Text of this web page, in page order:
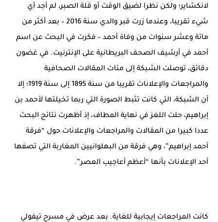
لانكشاير؛ ولكن نظرا لضيق الوقت أو قلة الصبر، لم أجد أي
شيء تقريبا، وعندما زرت قبر والدي سنة 2016 – بعد أكثر من
مائة وعشر سنوات من وفاة أحمد – فكرت في البحث عن اسم
أحمد في أرشيف الصحف البريطانية على الإنترنيت. في غضون
دقائق، توصلت الشبكة إلى مئات المقالات الصحافية
والمراجعات والإعلانات تقريبا من سنة 1895 إلى سنة 1919؛ إلا
أن الشبكة، التي كانت تثبط الصورة التي ربما تخيلتها لأحمد بن
إبراهيم، حلت اللغز في نهاية المطاف، إذ أظهرت نتائج البحث
عددا كبيرا من المقالات والمراجعات والإعلانات حول “فرقة
أحمد إبراهيم”، وهي فرقة من البهلوانيين المغاربة التي تصفها
أحد الإعلانات بأنها “أعظم أعاجيب العصر”.
كانت المراجعات إيجابية للغاية. بعد عرض في مسرح تيفولي